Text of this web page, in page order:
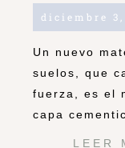
diciembre 3,
Un nuevo
suelos, que
fuerza, es el
capa
LEER